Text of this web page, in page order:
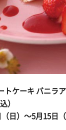
トケーキ バニラ
）
日）～5月15日（